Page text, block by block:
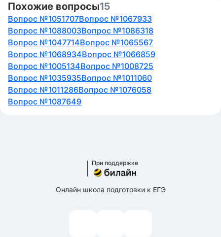
Похожие вопросы15
Вопрос №1051707Вопрос №1067933
Вопрос №1088003Вопрос №1086318
Вопрос №1047714Вопрос №1065567
Вопрос №1068934Вопрос №1066859
Вопрос №1005134Вопрос №1008725
Вопрос №1035935Вопрос №1011060
Вопрос №1011286Вопрос №1076058
Вопрос №1087649
При поддержке
Онлайн школа подготовки к ЕГЭ